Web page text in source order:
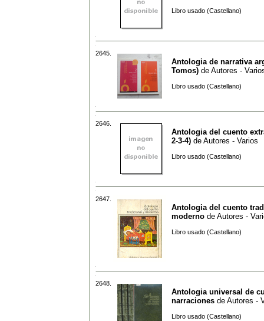
Libro usado (Castellano)
2645.
Antologia de narrativa
Tomos) de Autores -
Libro usado (Castellano)
2646.
Antologia del cuento
2-3-4) de Autores - Varios
Libro usado (Castellano)
2647.
Antologia del cuento
moderno de Autores -
Libro usado (Castellano)
2648.
Antologia universal de
narraciones de Autores -
Libro usado (Castellano)